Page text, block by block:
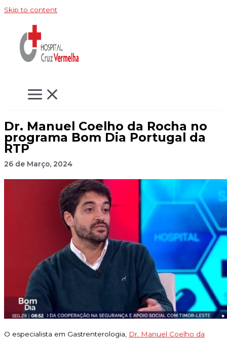
Skip to content
Dr. Manuel Coelho da Rocha no
programa Bom Dia Portugal da
RTP
26 de Março, 2024
O especialista em Gastrenterologia, Dr. Manuel Coelho da